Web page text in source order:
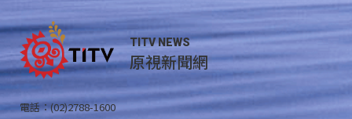
TITV NEWS
原視新聞網
電話：(02)2788-1600